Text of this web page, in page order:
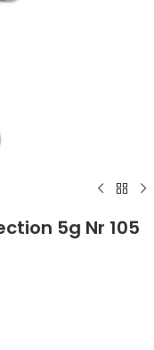
5g Nr 105